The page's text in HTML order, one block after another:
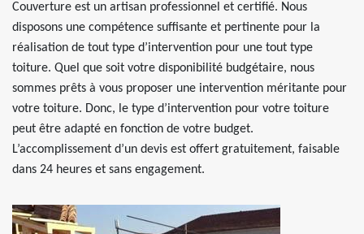
Couverture est un artisan professionnel et certifié. Nous
disposons une compétence suffisante et pertinente pour la
réalisation de tout type d’intervention pour une tout type
toiture. Quel que soit votre disponibilité budgétaire, nous
sommes prêts à vous proposer une intervention méritante pour
votre toiture. Donc, le type d’intervention pour votre toiture
peut être adapté en fonction de votre budget.
L’accomplissement d’un devis est offert gratuitement, faisable
dans 24 heures et sans engagement.